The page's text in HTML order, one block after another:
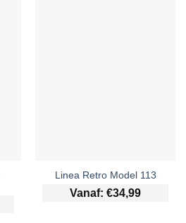
Linea Retro Model 113
Vanaf: €34,99